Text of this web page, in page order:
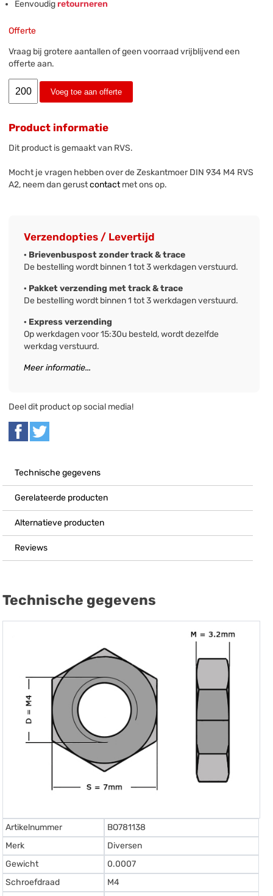
Eenvoudigretourneren
Offerte
Vraag bij grotere aantallen of geen voorraad vrijblijvend een
offerte aan.
Voeg toe aan offerte
Product informatie
Dit product is gemaakt van RVS.
Mocht je vragen hebben over de Zeskantmoer DIN 934 M4 RVS
A2, neem dan gerustcontactmet ons op.
Verzendopties / Levertijd
· Brievenbuspost zonder track & trace
De bestelling wordt binnen 1 tot 3 werkdagen verstuurd.
· Pakket verzending met track & trace
De bestelling wordt binnen 1 tot 3 werkdagen verstuurd.
· Express verzending
Op werkdagen voor 15:30u besteld, wordt dezelfde
werkdag verstuurd.
Meer informatie...
Deel dit product op social media!
Technische gegevens
Gerelateerde producten
Alternatieve producten
Reviews
Technische gegevens
Artikelnummer
BO781138
Merk
Diversen
Gewicht
0.0007
Schroefdraad
M4